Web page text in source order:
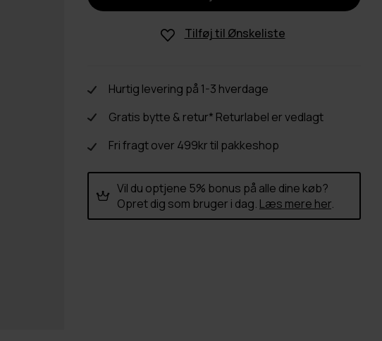
Tilføj til Ønskeliste
Hurtig levering på 1-3 hverdage
Gratis bytte & retur* Returlabel er vedlagt
Fri fragt over 499kr til pakkeshop
Vil du optjene 5% bonus på alle dine køb?
Opret dig som bruger i dag. Læs mere her.